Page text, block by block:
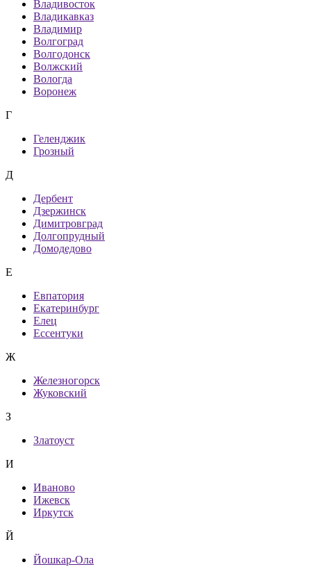
Владивосток
Владикавказ
Владимир
Волгоград
Волгодонск
Волжский
Вологда
Воронеж
Г
Геленджик
Грозный
Д
Дербент
Дзержинск
Димитровград
Долгопрудный
Домодедово
Е
Евпатория
Екатеринбург
Елец
Ессентуки
Ж
Железногорск
Жуковский
З
Златоуст
И
Иваново
Ижевск
Иркутск
Й
Йошкар-Ола